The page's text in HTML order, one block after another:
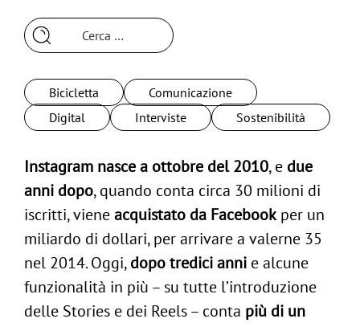
per:
Bicicletta
Comunicazione
Digital
Interviste Sostenibilità
Instagram nasce a ottobre del 2010, e due
anni dopo, quando conta circa 30 milioni di
iscritti, vieneacquistato da Facebookper un
miliardo di dollari, per arrivare a valerne 35
nel 2014. Oggi,dopo tredici anni e alcune
funzionalità in più – su tutte l’introduzione
delle Stories e dei Reels – conta più di un